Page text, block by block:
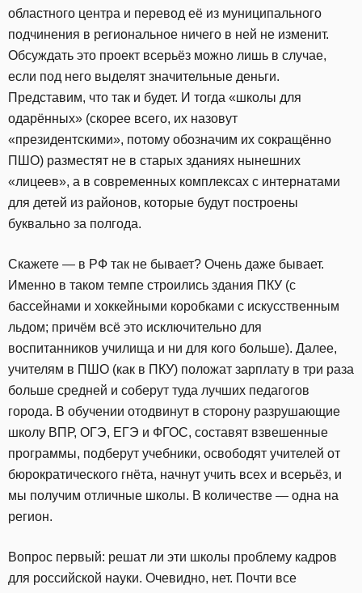
областного центра и перевод её из муниципального
подчинения в региональное ничего в ней не изменит.
Обсуждать это проект всерьёз можно лишь в случае,
если под него выделят значительные деньги.
Представим, что так и будет. И тогда «школы для
одарённых» (скорее всего, их назовут
«президентскими», потому обозначим их сокращённо
ПШО) разместят не в старых зданиях нынешних
«лицеев», а в современных комплексах с интернатами
для детей из районов, которые будут построены
буквально за полгода.
Скажете — в РФ так не бывает? Очень даже бывает.
Именно в таком темпе строились здания ПКУ (с
бассейнами и хоккейными коробками с искусственным
льдом; причём всё это исключительно для
воспитанников училища и ни для кого больше). Далее,
учителям в ПШО (как в ПКУ) положат зарплату в три раза
больше средней и соберут туда лучших педагогов
города. В обучении отодвинут в сторону разрушающие
школу ВПР, ОГЭ, ЕГЭ и ФГОС, составят взвешенные
программы, подберут учебники, освободят учителей от
бюрократического гнёта, начнут учить всех и всерьёз, и
мы получим отличные школы. В количестве — одна на
регион.
Вопрос первый: решат ли эти школы проблему кадров
для российской науки. Очевидно, нет. Почти все